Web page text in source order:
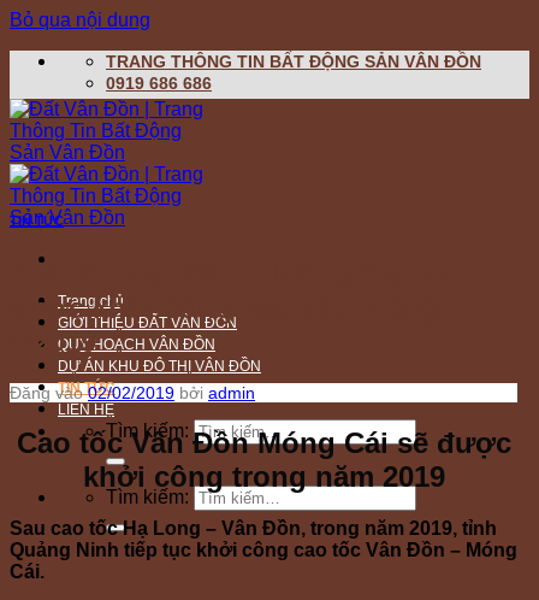
Bỏ qua nội dung
TRANG THÔNG TIN BẤT ĐỘNG SẢN VÂN ĐỒN
0919 686 686
Trang chủ
GIỚI THIỆU ĐẤT VÂN ĐỒN
QUY HOẠCH VÂN ĐỒN
DỰ ÁN KHU ĐÔ THỊ VÂN ĐỒN
TIN TỨC
LIÊN HỆ
Tìm kiếm:
Tìm kiếm:
TIN TỨC
Cao tốc Vân Đồn – Móng Cái sẽ
được khởi công vào đầu tháng
4/2019
Đăng vào02/02/2019 bởi admin
Cao tốc Vân Đồn Móng Cái sẽ được
khởi công trong năm 2019
Sau cao tốc Hạ Long – Vân Đồn, trong năm 2019, tỉnh
Quảng Ninh tiếp tục khởi công cao tốc Vân Đồn – Móng
Cái.